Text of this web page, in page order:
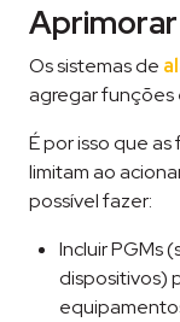
Os sistemas de
agregar funções
É por isso que
limitam ao
possível fazer:
Incluir PGMs
dispositivos)